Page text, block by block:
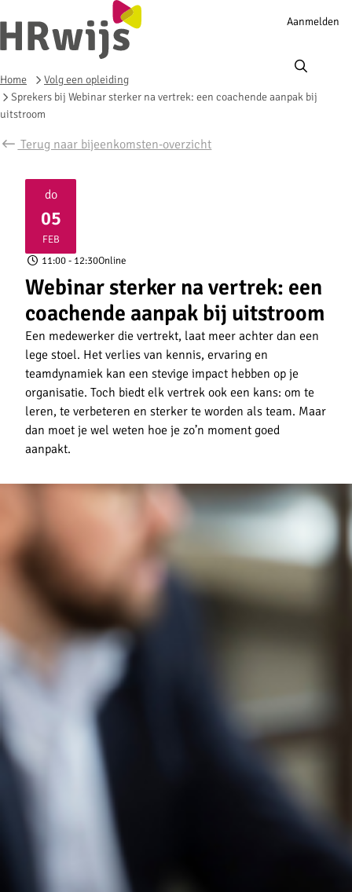
Account
Aanmelden
Home
Volg een opleiding
Sprekers bij Webinar sterker na vertrek: een coachende aanpak bij
uitstroom
Terug naar bijeenkomsten-overzicht
do
05
FEB
2026
11:00- 12:30Online
Webinar sterker na vertrek: een
coachende aanpak bij uitstroom
Een medewerker die vertrekt, laat meer achter dan een
lege stoel. Het verlies van kennis, ervaring en
teamdynamiek kan een stevige impact hebben op je
organisatie. Toch biedt elk vertrek ook een kans: om te
leren, te verbeteren en sterker te worden als team. Maar
dan moet je wel weten hoe je zo’n moment goed
aanpakt.